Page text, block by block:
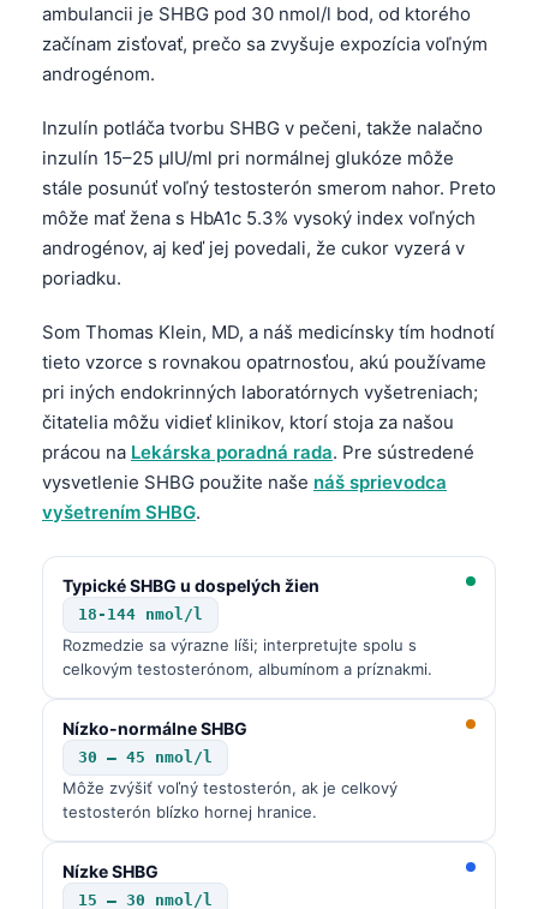
ambulancii je SHBG pod 30 nmol/l bod, od ktorého
začínam zisťovať, prečo sa zvyšuje expozícia voľným
androgénom.
Inzulín potláča tvorbu SHBG v pečeni, takže nalačno
inzulín 15–25 µIU/ml pri normálnej glukóze môže
stále posunúť voľný testosterón smerom nahor. Preto
môže mať žena s HbA1c 5.3% vysoký index voľných
androgénov, aj keď jej povedali, že cukor vyzerá v
poriadku.
Som Thomas Klein, MD, a náš medicínsky tím hodnotí
tieto vzorce s rovnakou opatrnosťou, akú používame
pri iných endokrinných laboratórnych vyšetreniach;
čitatelia môžu vidieť klinikov, ktorí stoja za našou
prácou na Lekárska poradná rada. Pre sústredené
vysvetlenie SHBG použite naše náš sprievodca
vyšetrením SHBG.
Typické SHBG u dospelých žien
18-144 nmol/l
Rozmedzie sa výrazne líši; interpretujte spolu s
celkovým testosterónom, albumínom a príznakmi.
Nízko-normálne SHBG
30 – 45 nmol/l
Môže zvýšiť voľný testosterón, ak je celkový
testosterón blízko hornej hranice.
Nízke SHBG
15 – 30 nmol/l